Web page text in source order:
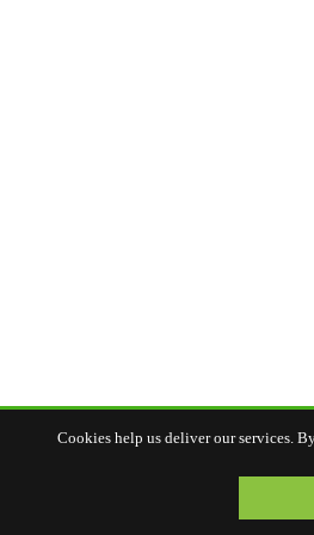
Cookies help us deliver our services.